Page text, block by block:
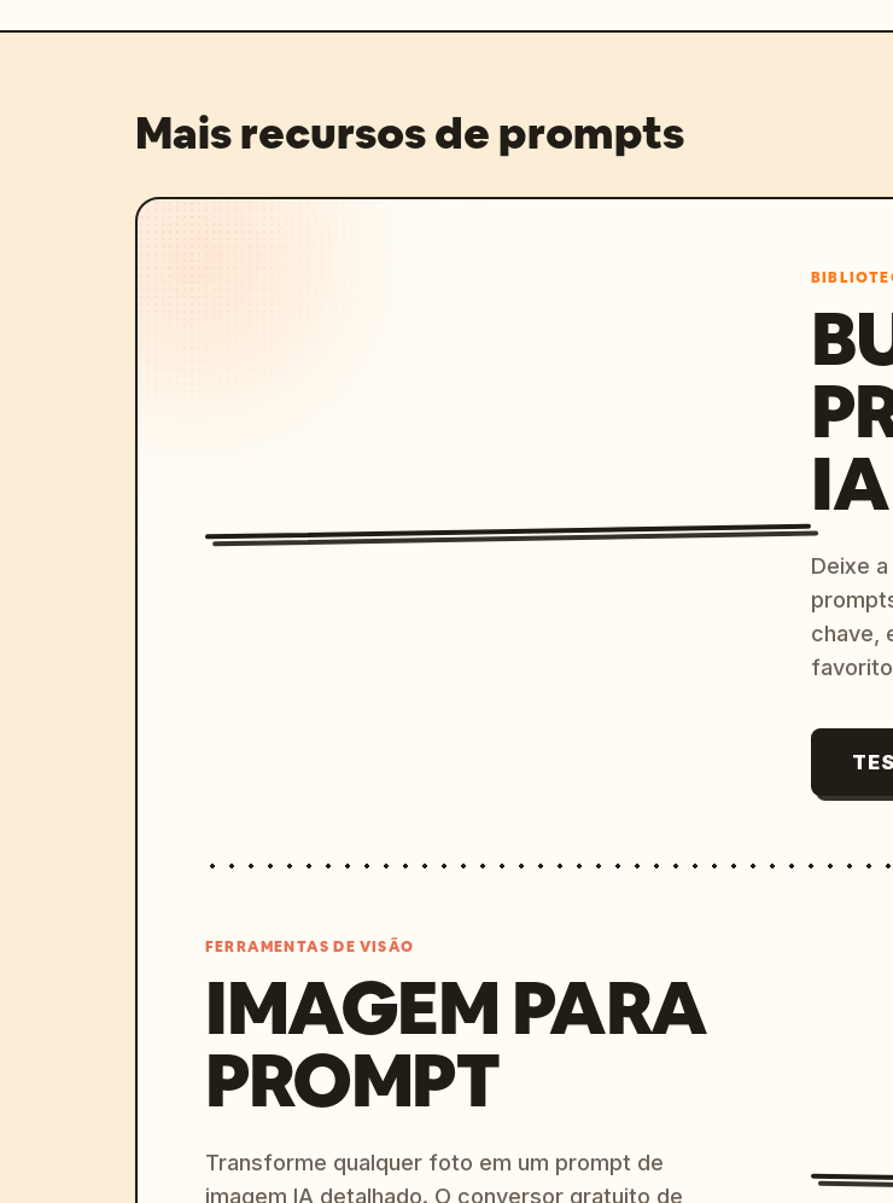
Mais recursos de prompts
IA
Deixe
chave,
FERRAMENTAS DE VISÃO
IMAGEM PARA
PROMPT
Transforme qualquer foto em um prompt de
imagem IA detalhado. O conversor gratuito de